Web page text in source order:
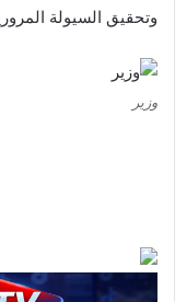
وتحقيق السيولة
وزير